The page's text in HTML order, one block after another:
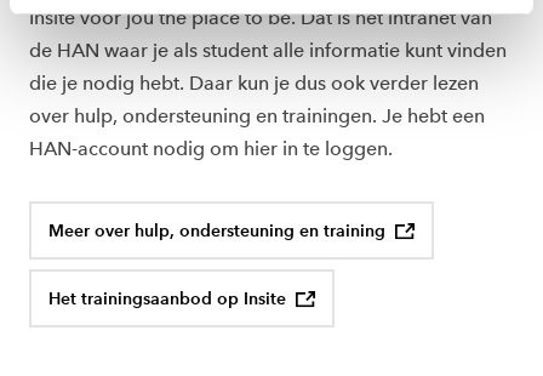
toestemming altijd wijzigen of intrekken via
onscookiestatement.
Insite voor jou the place to be. Dat is het intranet van
de HAN waar je als student alle informatie kunt vinden
die je nodig hebt. Daar kun je dus ook verder lezen
over hulp, ondersteuning en trainingen. Je hebt een
HAN-account nodig om hier in te loggen.
Meer over hulp, ondersteuning en training
Het trainingsaanbod op Insite